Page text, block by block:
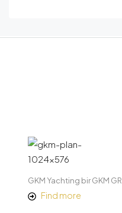
GKM Yachting bir GKM
Find more